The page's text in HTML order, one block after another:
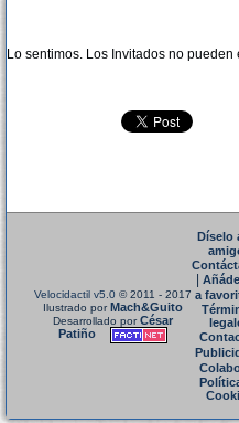
Lo sentimos. Los Invitados no pueden
Velocidactil v5.0 © 2011 - 2017
Ilustrado porMach&Guito
Desarrollado porCésar
Patiño
Díselo
a